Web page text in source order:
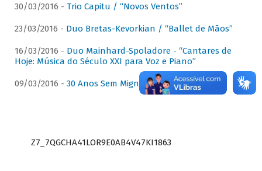
30/03/2016 - Trio Capitu / “Novos Ventos”
23/03/2016 - Duo Bretas-Kevorkian / “Ballet de Mãos”
16/03/2016 - Duo Mainhard-Spoladore - “Cantares de
Hoje: Música do Século XXI para Voz e Piano”
09/03/2016 - 30 Anos Sem Mignone
Z7_7QGCHA41LOR9E0AB4V47KI1863